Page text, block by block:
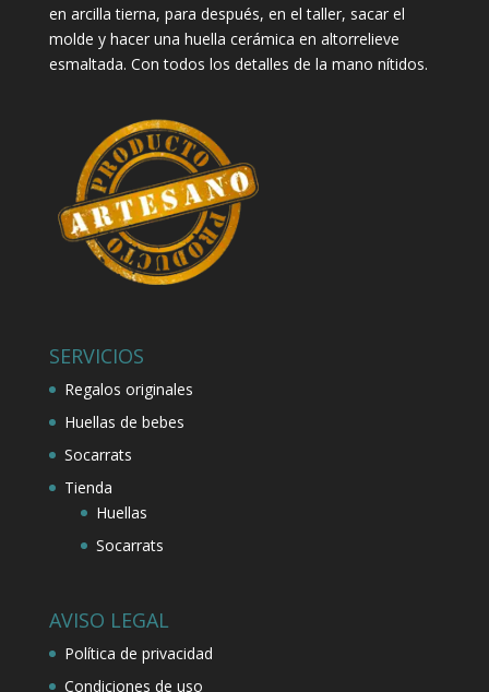
en arcilla tierna, para después, en el taller, sacar el
molde y hacer una huella cerámica en altorrelieve
esmaltada. Con todos los detalles de la mano nítidos.
SERVICIOS
Regalos originales
Huellas de bebes
Socarrats
Tienda
Huellas
Socarrats
AVISO LEGAL
Política de privacidad
Condiciones de uso